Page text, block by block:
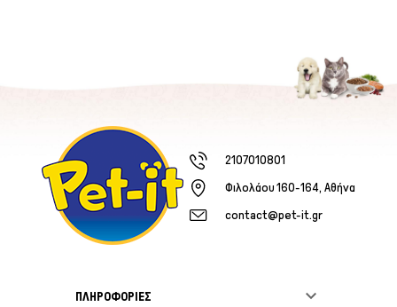
2107010801
Φιλολάου 160-164, Αθήνα
contact@pet-it.gr
ΠΛΗΡΟΦΟΡΙΕΣ 